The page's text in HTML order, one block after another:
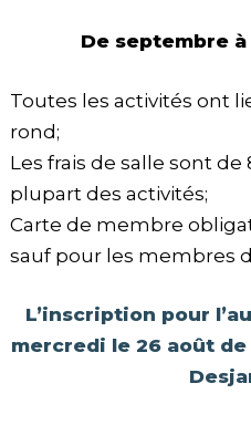
De septembre
Toutes les activités ont
rond;
Les frais de salle sont de
plupart des activités;
Carte de membre
sauf pour les membres
L’inscription pour
mercredi le 26 août